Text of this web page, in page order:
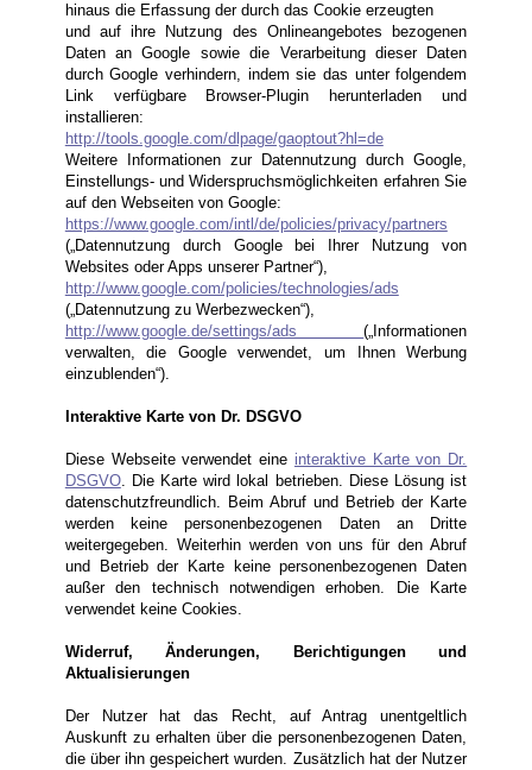
hinaus die Erfassung der durch das Cookie erzeugten
und auf ihre Nutzung des Onlineangebotes bezogenen
Daten an Google sowie die Verarbeitung dieser Daten
durch Google verhindern, indem sie das unter folgendem
Link verfügbare Browser-Plugin herunterladen und
installieren:
http://tools.google.com/dlpage/gaoptout?hl=de
Weitere Informationen zur Datennutzung durch Google,
Einstellungs- und Widerspruchsmöglichkeiten erfahren Sie
auf den Webseiten von Google:
https://www.google.com/intl/de/policies/privacy/partners
(„Datennutzung durch Google bei Ihrer Nutzung von
Websites oder Apps unserer Partner“),
http://www.google.com/policies/technologies/ads
(„Datennutzung zu Werbezwecken“),
http://www.google.de/settings/ads(„Informationen
verwalten, die Google verwendet, um Ihnen Werbung
einzublenden“).
Interaktive Karte von Dr. DSGVO
Diese Webseite verwendet eine interaktive Karte von Dr.
DSGVO. Die Karte wird lokal betrieben. Diese Lösung ist
datenschutzfreundlich. Beim Abruf und Betrieb der Karte
werden keine personenbezogenen Daten an Dritte
weitergegeben. Weiterhin werden von uns für den Abruf
und Betrieb der Karte keine personenbezogenen Daten
außer den technisch notwendigen erhoben. Die Karte
verwendet keine Cookies.
Widerruf, Änderungen, Berichtigungen und
Aktualisierungen
Der Nutzer hat das Recht, auf Antrag unentgeltlich
Auskunft zu erhalten über die personenbezogenen Daten,
die über ihn gespeichert wurden. Zusätzlich hat der Nutzer